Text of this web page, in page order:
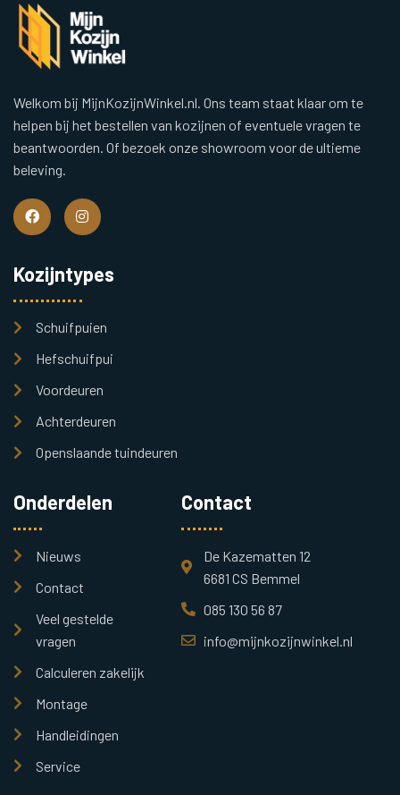
Welkom bij MijnKozijnWinkel.nl. Ons team staat klaar om te
helpen bij het bestellen van kozijnen of eventuele vragen te
beantwoorden. Of bezoek onze showroom voor de ultieme
beleving.
Kozijntypes
Schuifpuien
Hefschuifpui
Voordeuren
Achterdeuren
Openslaande tuindeuren
Onderdelen
Nieuws
Contact
Veel gestelde
vragen
Calculeren zakelijk
Montage
Handleidingen
Service
Contact
De Kazematten 12
6681 CS Bemmel
085 130 56 87
info@mijnkozijnwinkel.nl